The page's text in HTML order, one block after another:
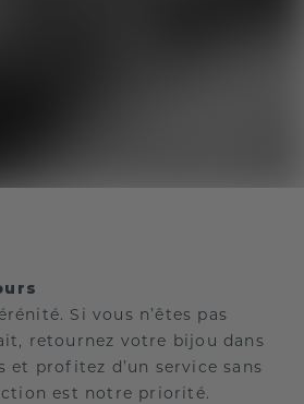
Si vous n’êtes pas
retournez votre bijou dans
et profitez d’un service sans
est notre priorité.